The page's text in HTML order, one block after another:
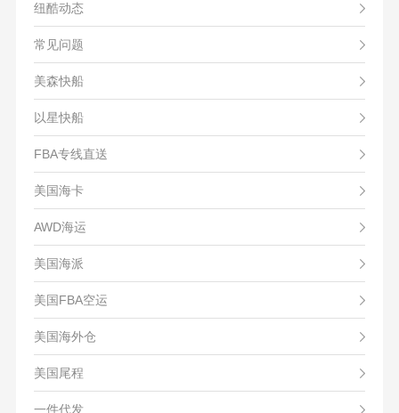
纽酷动态
常见问题
美森快船
以星快船
FBA专线直送
美国海卡
AWD海运
美国海派
美国FBA空运
美国海外仓
美国尾程
一件代发